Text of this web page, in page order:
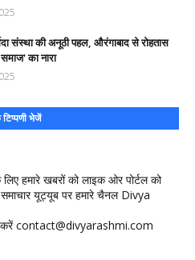
संस्था की अनूठी पहल, औरंगाबाद से रोहतास
का नारा
भेजें
हमारे खबरों को लाइक ओर पोर्टल को
यूट्यूब पर हमारे चैनल Divya
करें contact@divyarashmi.com